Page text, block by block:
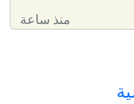
منذ ساعة